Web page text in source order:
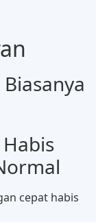
cepat habis